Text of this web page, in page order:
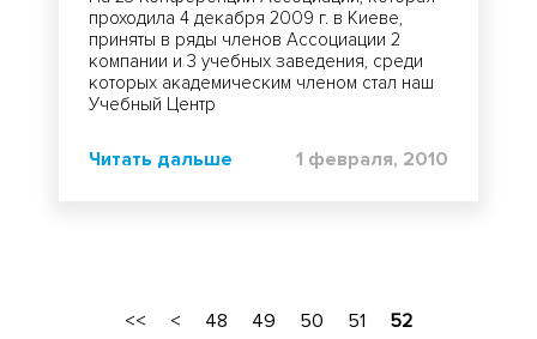
проходила 4 декабря 2009 г. в Киеве,
приняты в ряды членов Ассоциации 2
компании и 3 учебных заведения, среди
которых академическим членом стал наш
Учебный Центр
Читать дальше 1 февраля, 2010
<< < 48 49 50 51 52